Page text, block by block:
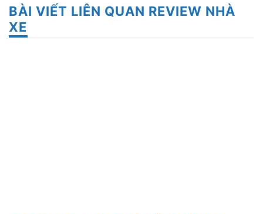
BÀI VIẾT LIÊN QUAN REVIEW NHÀ
XE